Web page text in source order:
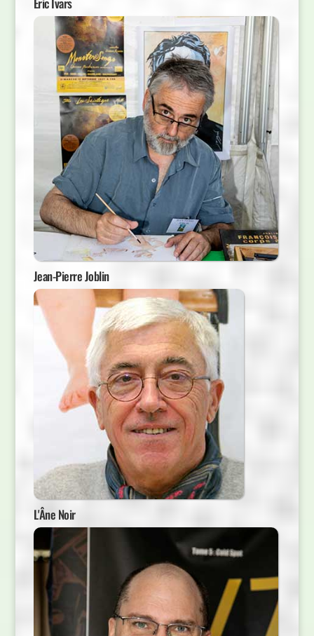
Jean-Pierre Joblin
L'Âne Noir